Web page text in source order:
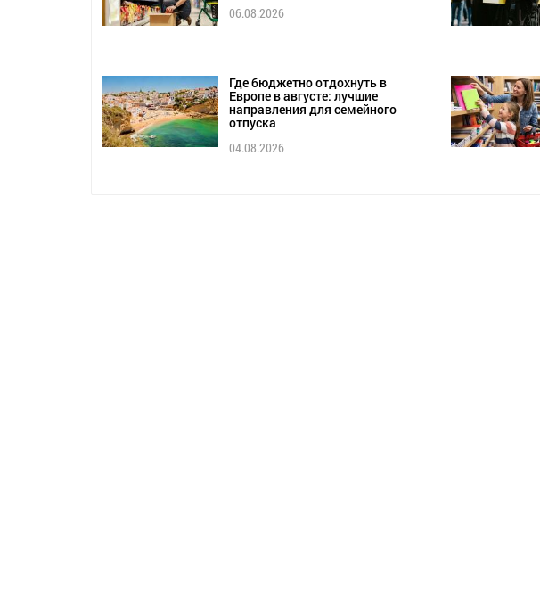
06.08.2026
Где бюджетно отдохнуть в
Европе в августе: лучшие
направления для семейного
отпуска
04.08.2026